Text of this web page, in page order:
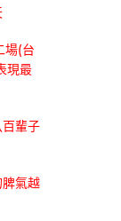
場(台
現最
輩子
氣越